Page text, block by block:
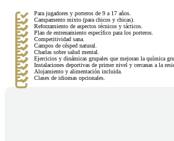
Para jugadores y porteros de 9 a 17 años.
Campamento mixto (para chicos y chicas).
Reforzamiento de aspectos técnicos y tácticos.
Plan de entrenamiento específico para los porteros.
Competitividad sana.
Campos de césped natural.
Charlas sobre salud mental.
Ejercicios y dinámicas grupales que mejoran la química
Instalaciones deportivas de primer nivel y cercanas a la
Alojamiento y alimentación incluida.
Clases de idiomas opcionales.